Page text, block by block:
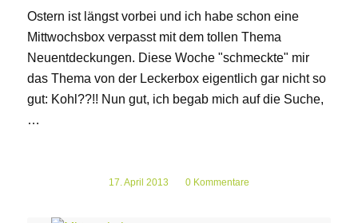
Ostern ist längst vorbei und ich habe schon eine
Mittwochsbox verpasst mit dem tollen Thema
Neuentdeckungen. Diese Woche "schmeckte" mir
das Thema von der Leckerbox eigentlich gar nicht so
gut: Kohl??!! Nun gut, ich begab mich auf die Suche,
…
17. April 2013
/ 0 Kommentare